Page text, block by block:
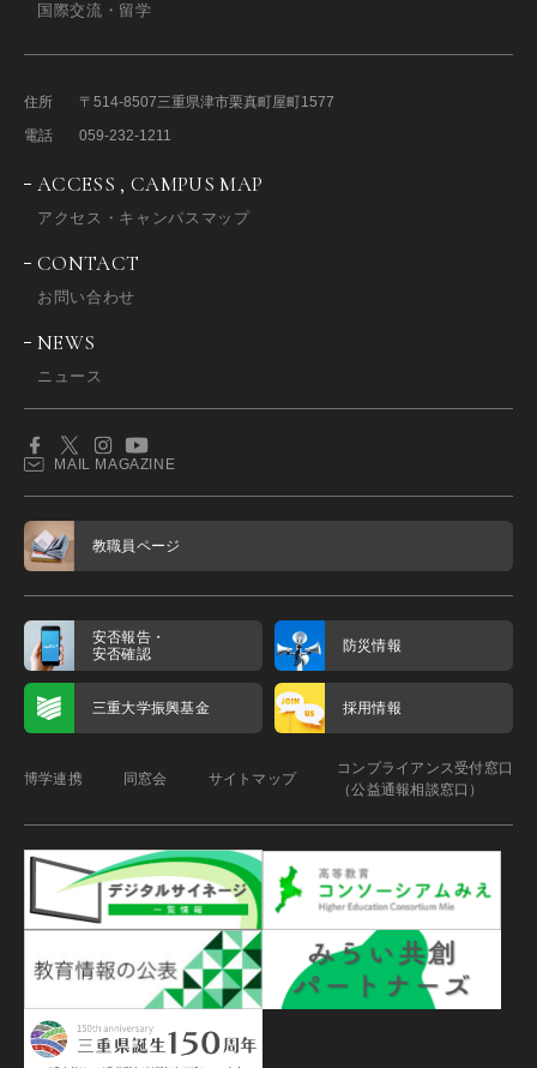
国際交流・留学
住所 〒514-8507三重県津市栗真町屋町1577
電話
059-232-1211
ACCESS , CAMPUS MAP
アクセス・キャンパスマップ
CONTACT
お問い合わせ
NEWS
ニュース
MAIL MAGAZINE
教職員ページ
安否報告・
安否確認
防災情報
三重大学振興基金 採用情報
博学連携 同窓会 サイトマップ
コンプライアンス受付窓口
（公益通報相談窓口）